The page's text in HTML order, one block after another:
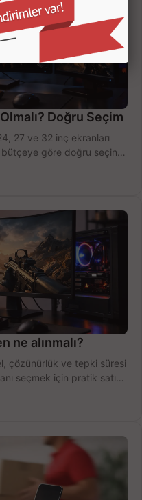
Doğru Seçim
27 ve 32 inç ekranları
göre doğru seçin,
ne alınmalı?
çözünürlük ve tepki süresi
seçmek için pratik satın